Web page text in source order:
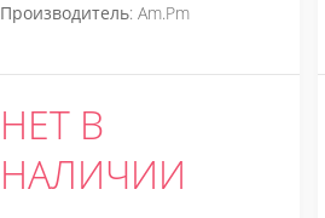
Производитель: Am.Pm
НЕТ В
НАЛИЧИИ